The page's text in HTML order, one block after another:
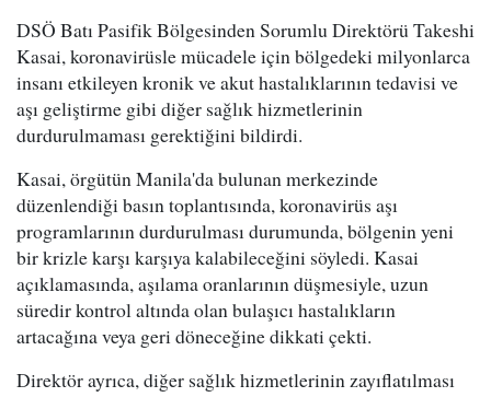
DSÖ Batı Pasifik Bölgesinden Sorumlu Direktörü Takeshi
Kasai, koronavirüsle mücadele için bölgedeki milyonlarca
insanı etkileyen kronik ve akut hastalıklarının tedavisi ve
aşı geliştirme gibi diğer sağlık hizmetlerinin
durdurulmaması gerektiğini bildirdi.
Kasai, örgütün Manila'da bulunan merkezinde
düzenlendiği basın toplantısında, koronavirüs aşı
programlarının durdurulması durumunda, bölgenin yeni
bir krizle karşı karşıya kalabileceğini söyledi. Kasai
açıklamasında, aşılama oranlarının düşmesiyle, uzun
süredir kontrol altında olan bulaşıcı hastalıkların
artacağına veya geri döneceğine dikkati çekti.
Direktör ayrıca, diğer sağlık hizmetlerinin zayıflatılması